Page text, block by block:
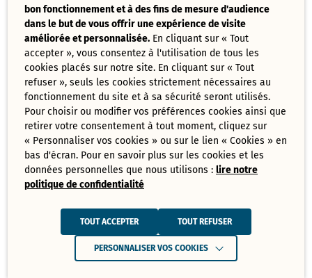
PDF - 121,08 Ko
Ordre du jour du Conseil Municipal 17
mars 2025
PDF - 73,70 Ko
Tout
télécharger
Juin
Ressources de Juin 2025
Convocation Conseil Municipal du 30
PDF - 231,28 Ko
bon fonctionnement et à des fins de mesure d'audience
dans le but de vous offrir une expérience de visite
améliorée et personnalisée. En cliquant sur « Tout
accepter », vous consentez à l'utilisation de tous les
cookies placés sur notre site. En cliquant sur « Tout
refuser », seuls les cookies strictement nécessaires au
fonctionnement du site et à sa sécurité seront utilisés.
Pour choisir ou modifier vos préférences cookies ainsi que
retirer votre consentement à tout moment, cliquez sur
« Personnaliser vos cookies » ou sur le lien « Cookies » en
bas d'écran. Pour en savoir plus sur les cookies et les
données personnelles que nous utilisons :lire notre
politique de confidentialité
TOUT ACCEPTER TOUT REFUSER
PERSONNALISER VOS COOKIES